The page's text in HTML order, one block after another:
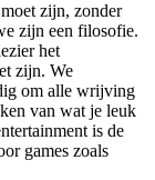
zijn, zonder
zijn een filosofie.
het
zijn. We
om alle wrijving
van wat je leuk
is de
games zoals